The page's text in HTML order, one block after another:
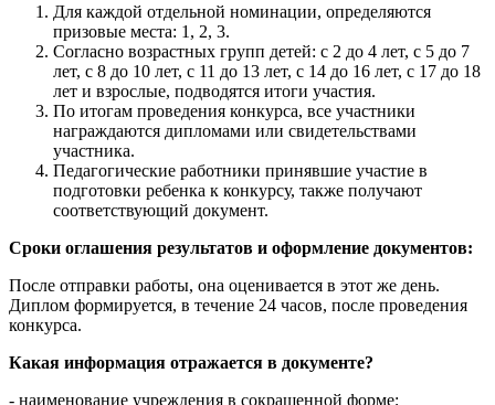
Для каждой отдельной номинации, определяются
призовые места: 1, 2, 3.
Согласно возрастных групп детей: с 2 до 4 лет, с 5 до 7
лет, с 8 до 10 лет, с 11 до 13 лет, с 14 до 16 лет, с 17 до 18
лет и взрослые, подводятся итоги участия.
По итогам проведения конкурса, все участники
награждаются дипломами или свидетельствами
участника.
Педагогические работники принявшие участие в
подготовки ребенка к конкурсу, также получают
соответствующий документ.
Сроки оглашения результатов и оформление документов:
После отправки работы, она оценивается в этот же день.
Диплом формируется, в течение 24 часов, после проведения
конкурса.
Какая информация отражается в документе?
- наименование учреждения в сокращенной форме;